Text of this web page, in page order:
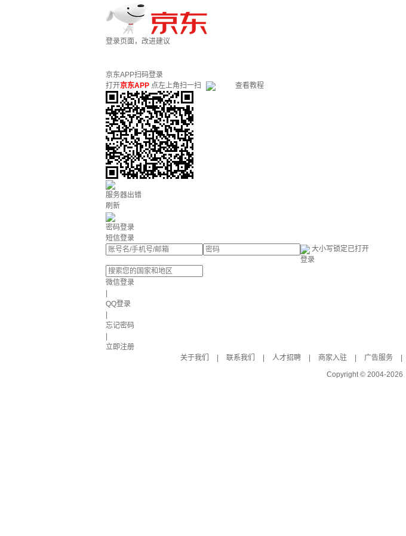
登录页面，改进建议
京东APP扫码登录
打开京东APP 点左上角扫一扫 查看教程
服务器出错
刷新
密码登录
短信登录
大小写锁定已打开
登录
微信登录
QQ登录
忘记密码
立即注册
关于我们
联系我们 人才招聘 商家入驻 广告服务
Copyright © 2004-2026